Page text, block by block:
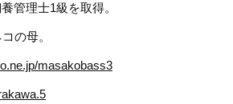
管理士1級を取得。
の母。
masakobass3